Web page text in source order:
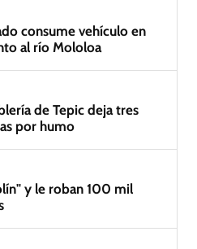
consume vehículo en
al río Mololoa
de Tepic deja tres
por humo
y le roban 100 mil